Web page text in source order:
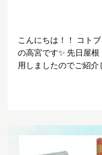
こんにちは！！ コト
の高宮です✨ 先日屋
用しましたのでご紹